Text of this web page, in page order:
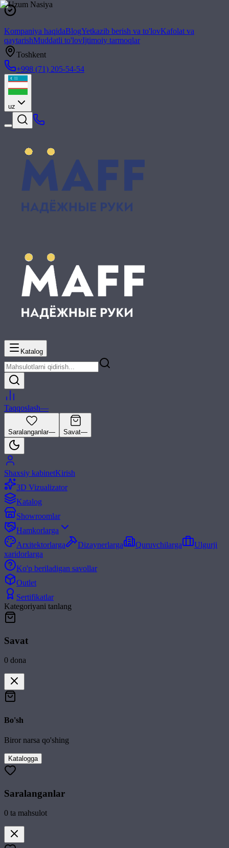
Kompaniya haqidaBlogYetkazib berish va to'lovKafolat va
qaytarishMuddatli to'lovIjtimoiy tarmoqlar
Toshkent
+998 (71) 205-54-54
uz
Katalog
Taqqoslash—
Saralanganlar— Savat—
Shaxsiy kabinetKirish
3D Vizualizator
Katalog
Showroomlar
Hamkorlarga
Arxitektorlarga
Dizaynerlarga Quruvchilarga
Ulgurji
xaridorlarga
Ko'p beriladigan savollar
Outlet
Sertifikatlar
Kategoriyani tanlang
Savat
0 dona
Bo'sh
Biror narsa qo'shing
Katalogga
Saralanganlar
0 ta mahsulot